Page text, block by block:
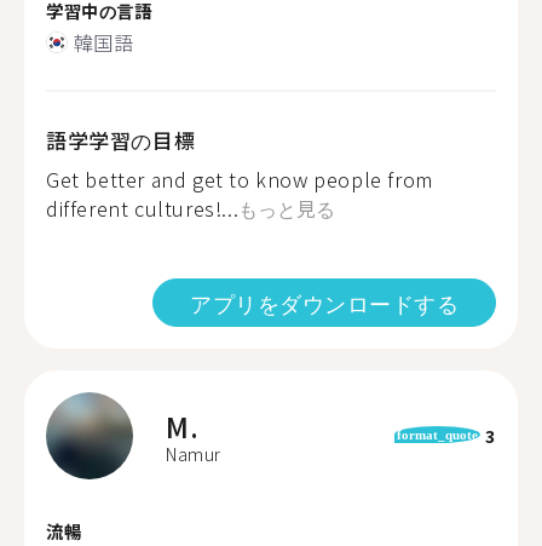
学習中の言語
韓国語
語学学習の目標
Get better and get to know people from
different cultures!...もっと見る
アプリをダウンロードする
M.
Namur
format_quote 3
流暢